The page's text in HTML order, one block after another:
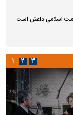
اسلامی داعش است
۱ ۲ ۳